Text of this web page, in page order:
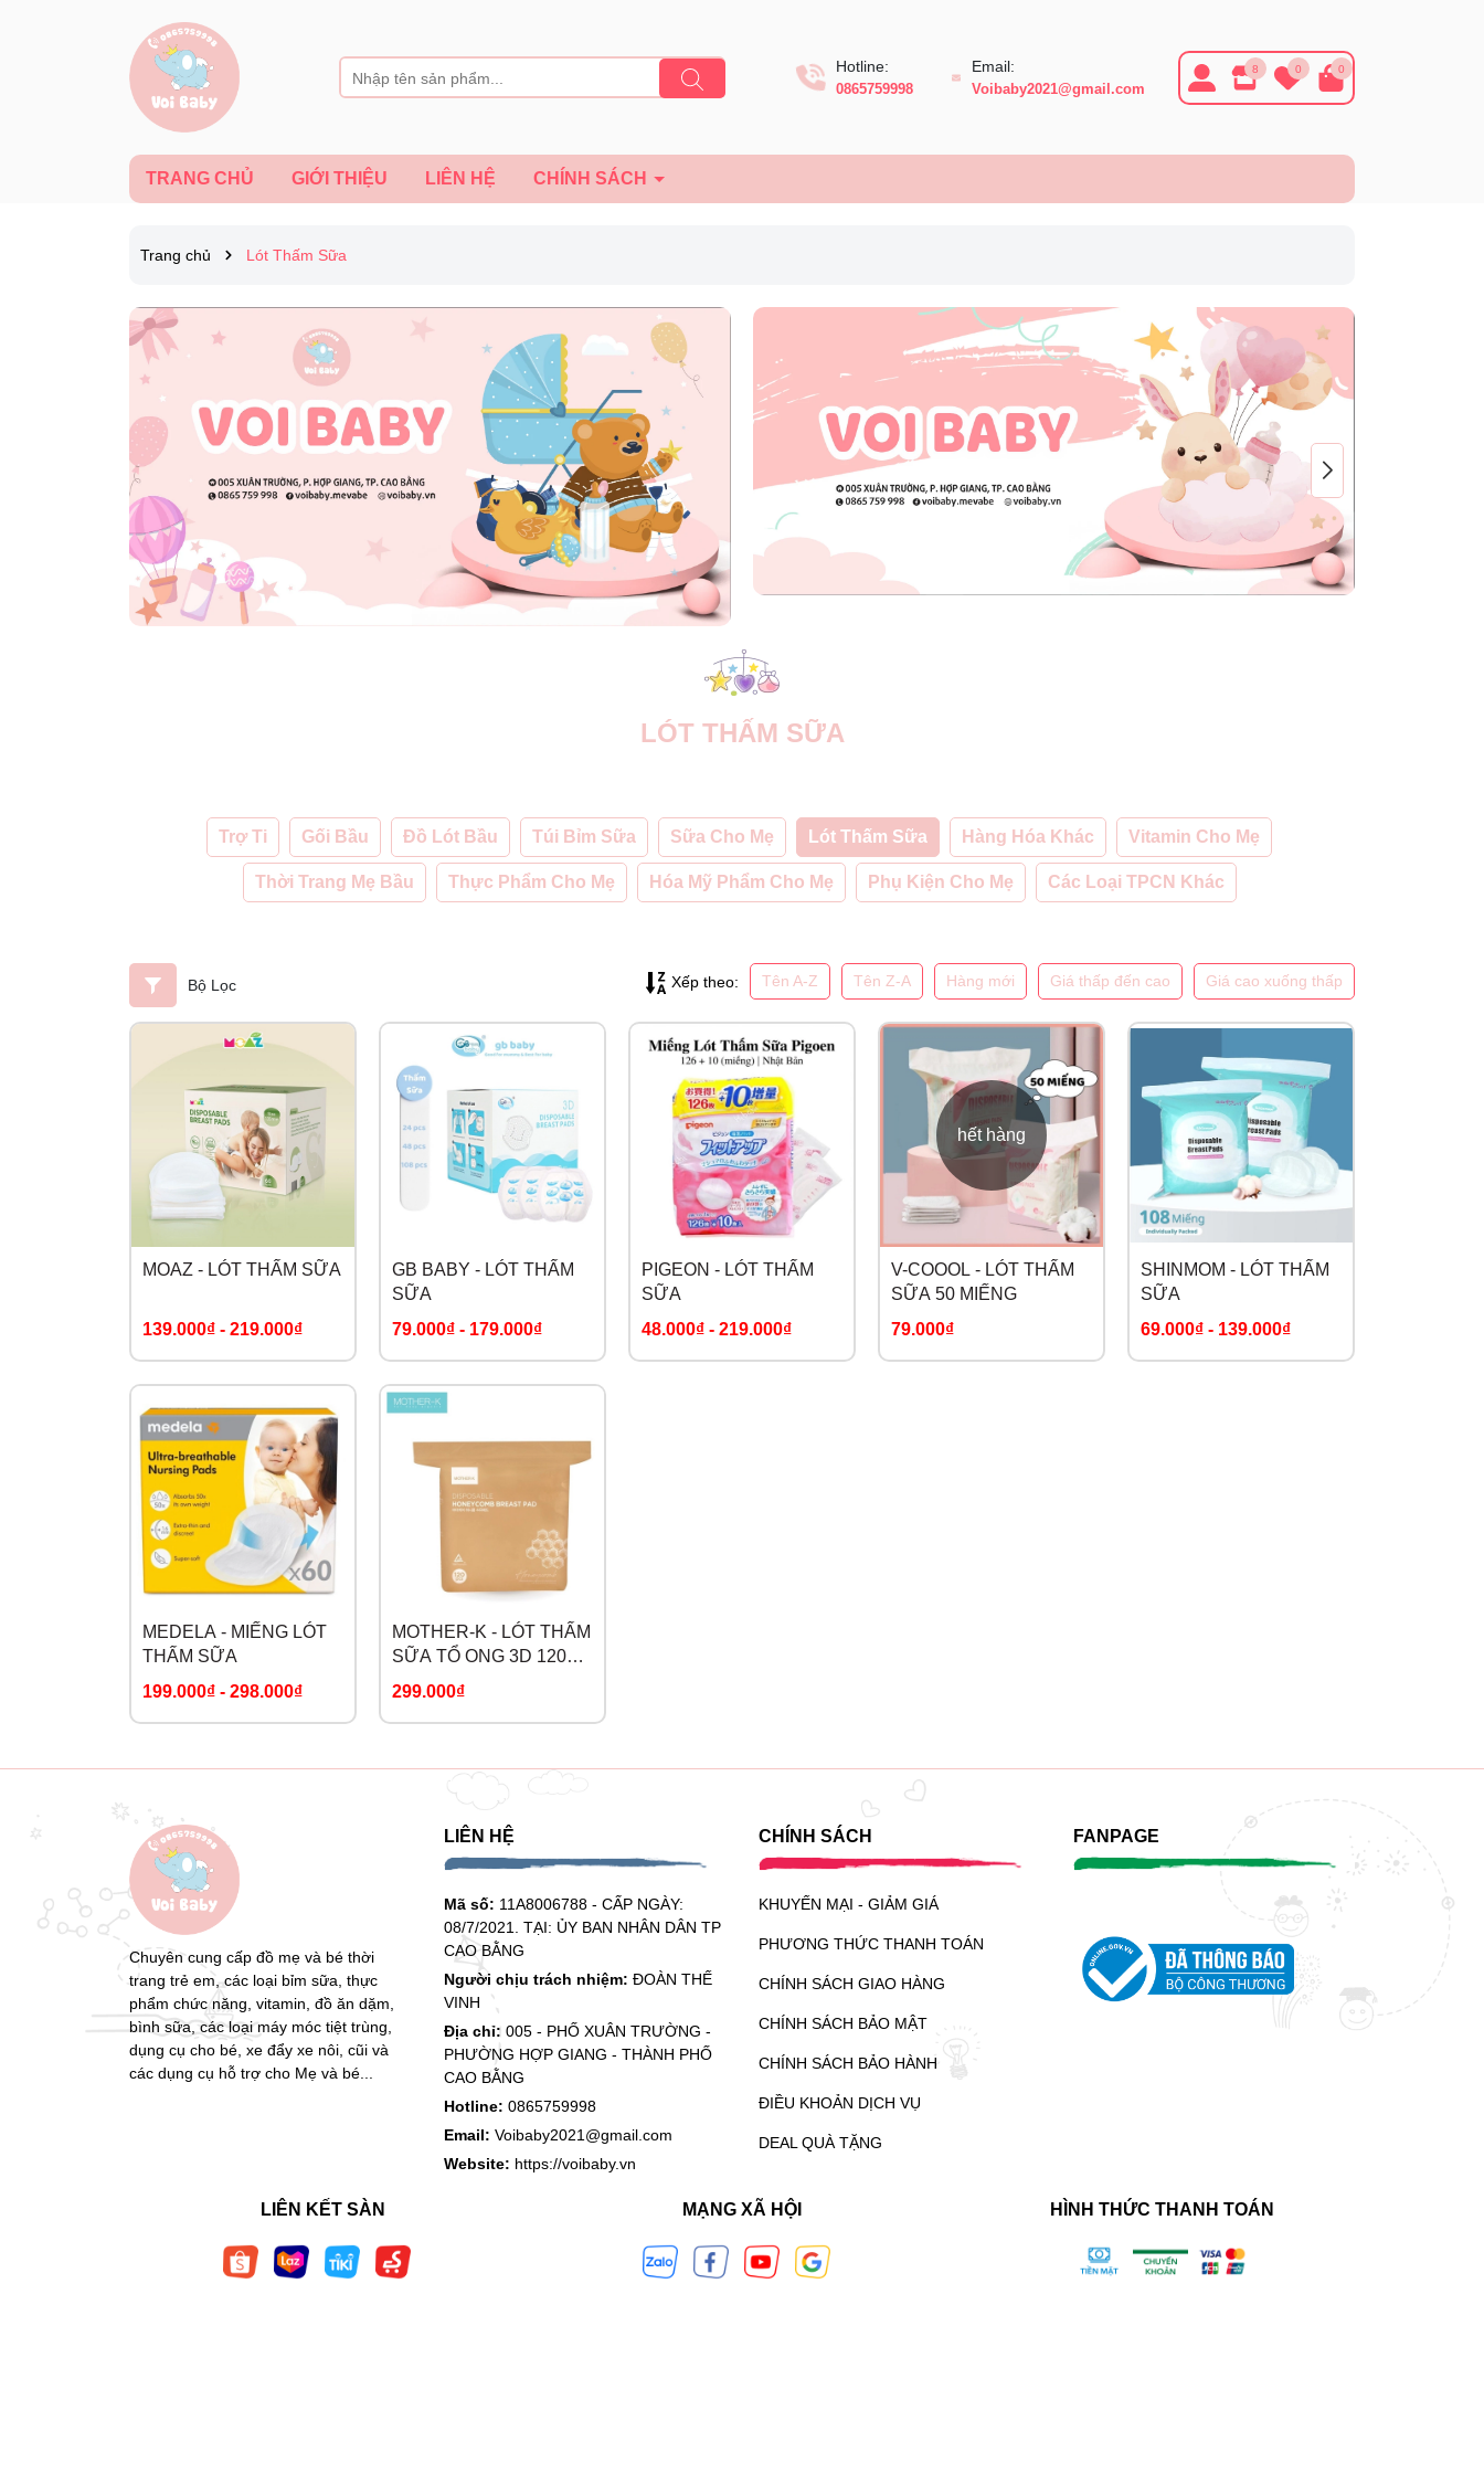
Hotline:
0865759998
Email:
Voibaby2021@gmail.com
8 0 0
TRANG CHỦ GIỚI THIỆU LIÊN HỆ CHÍNH SÁCH
Trang chủ Lót Thấm Sữa
LÓT THẤM SỮA
Trợ Ti Gối Bầu Đồ Lót Bầu Túi Bỉm Sữa Sữa Cho Mẹ Lót Thấm Sữa Hàng Hóa Khác Vitamin Cho Mẹ
Thời Trang Mẹ Bầu Thực Phẩm Cho Mẹ Hóa Mỹ Phẩm Cho Mẹ Phụ Kiện Cho Mẹ Các Loại TPCN Khác
Bộ Lọc Xếp theo: Tên A-Z Tên Z-A Hàng mới Giá thấp đến cao Giá cao xuống thấp
MOAZ - LÓT THẤM SỮA
139.000₫ - 219.000₫
GB BABY - LÓT THẤM
SỮA
79.000₫ - 179.000₫
PIGEON - LÓT THẤM
SỮA
48.000₫ - 219.000₫
hết hàng
V-COOOL - LÓT THẤM
SỮA 50 MIẾNG
79.000₫
SHINMOM - LÓT THẤM
SỮA
69.000₫ - 139.000₫
MEDELA - MIẾNG LÓT
THẤM SỮA
199.000₫ - 298.000₫
MOTHER-K - LÓT THẤM
SỮA TỔ ONG 3D 120
MIẾNG - KM13664
299.000₫
Chuyên cung cấp đồ mẹ và bé thời
trang trẻ em, các loại bỉm sữa, thực
phẩm chức năng, vitamin, đồ ăn dặm,
bình sữa, các loại máy móc tiệt trùng,
dụng cụ cho bé, xe đẩy xe nôi, cũi và
các dụng cụ hỗ trợ cho Mẹ và bé...
LIÊN HỆ
Mã số: 11A8006788 - CẤP NGÀY:
08/7/2021. TẠI: ỦY BAN NHÂN DÂN TP
CAO BẰNG
Người chịu trách nhiệm: ĐOÀN THẾ
VINH
Địa chỉ: 005 - PHỐ XUÂN TRƯỜNG -
PHƯỜNG HỢP GIANG - THÀNH PHỐ
CAO BẰNG
Hotline: 0865759998
Email: Voibaby2021@gmail.com
Website: https://voibaby.vn
CHÍNH SÁCH
KHUYẾN MẠI - GIẢM GIÁ
PHƯƠNG THỨC THANH TOÁN
CHÍNH SÁCH GIAO HÀNG
CHÍNH SÁCH BẢO MẬT
CHÍNH SÁCH BẢO HÀNH
ĐIỀU KHOẢN DỊCH VỤ
DEAL QUÀ TẶNG
FANPAGE
LIÊN KẾT SÀN MẠNG XÃ HỘI HÌNH THỨC THANH TOÁN